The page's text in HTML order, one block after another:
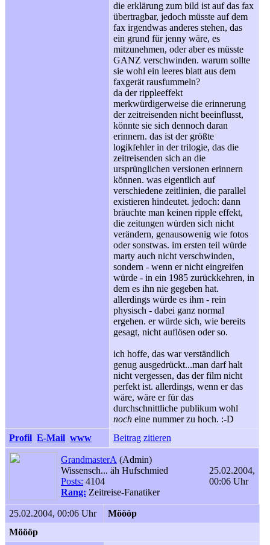
die erklärung zum bild ist auf das fax
übertragbar, jedoch müsste auf dem
fax irgendwas anderes stehen, das
ein grund für jenny wäre, es
mitzunehmen, oder aber es müsste
GANZ verschwinden. warum sollte
sie wohl ein leeres blatt aus dem
faxgerät rausfummeln?
da der rippleeffekt
merkwürdigerweise die erinnerung
der zeitreisenden nicht beeinflusst,
könnte sie sich dennoch daran
erinnern. das ist der größte
logikfehler in der trilogie, das die
zeitreisenden sich an die
ursprünglichen versionen erinnern
können. was eigentlich auf
verschiedene zeitlinien, die parallel
existieren hindeutet. jedoch: dann
bräuchte man keinen ripple effekt,
die zeitungen würden sich nicht
verändern, genausowenig wie fotos
oder sonstwas. im ersten teil würde
marty auch nicht verschwinden,
sondern - wenn er nicht eingreifen
würde - in ein 1985 zurückkehren, in
dem es ihn nie gegeben hat.
allerdings würde es ihm - rein
physisch - dabei ganz normal
ergehen. er würde sich, wie bereits
gesagt, nicht auflösen oder so.
ich hoffe, das war verständlich
genug ausgedrückt...man darf halt
nicht vergessen, das der film nicht
perfekt ist. allerdings, wenn er das
wäre, wäre er für das
durchschnittliche publikum wohl
noch eine nummer zu hoch. :-D
Profil E-Mail www Beitrag zitieren
GrandmasterA (Admin)
Wissensch... äh Hufschmied
Posts: 4104
Rang: Zeitreise-Fanatiker
25.02.2004,
00:06 Uhr
25.02.2004, 00:06 Uhr
Möööp
Möööp